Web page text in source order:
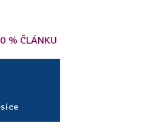
% ČLÁNKU